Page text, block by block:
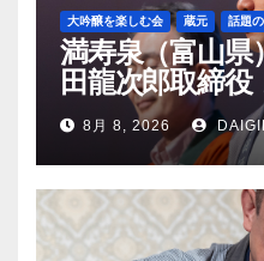
大吟醸を楽しむ会 蔵元 話題
満寿泉（富山県
田龍次郎取締役
8月 8, 2026